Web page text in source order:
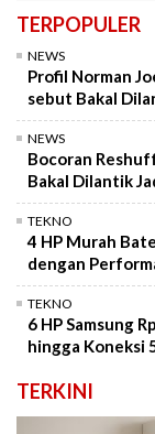
TERPOPULER
NEWS
Profil Norman
sebut Bakal
NEWS
Bocoran
Bakal Dilantik
TEKNO
4 HP Murah
dengan
TEKNO
6 HP Samsung
hingga Koneksi
TERKINI